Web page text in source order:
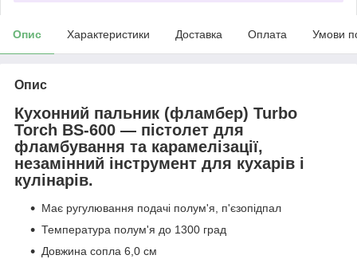
Опис Характеристики Доставка Оплата Умови
Опис
Кухонний пальник (фламбер) Turbo
Torch BS-600 — пістолет для
фламбування та карамелізації,
незамінний інструмент для кухарів і
кулінарів.
Має ругулювання подачі полум'я, п'єзопідпал
Температура полум'я до 1300 град
Довжина сопла 6,0 см